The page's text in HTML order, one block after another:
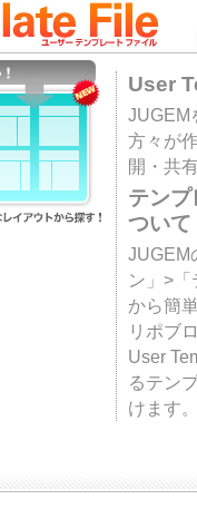
User
JUGEM
方々が
開・共
テン
ついて
JUGEM
ン」>
から簡
リポブ
User
るテン
けます